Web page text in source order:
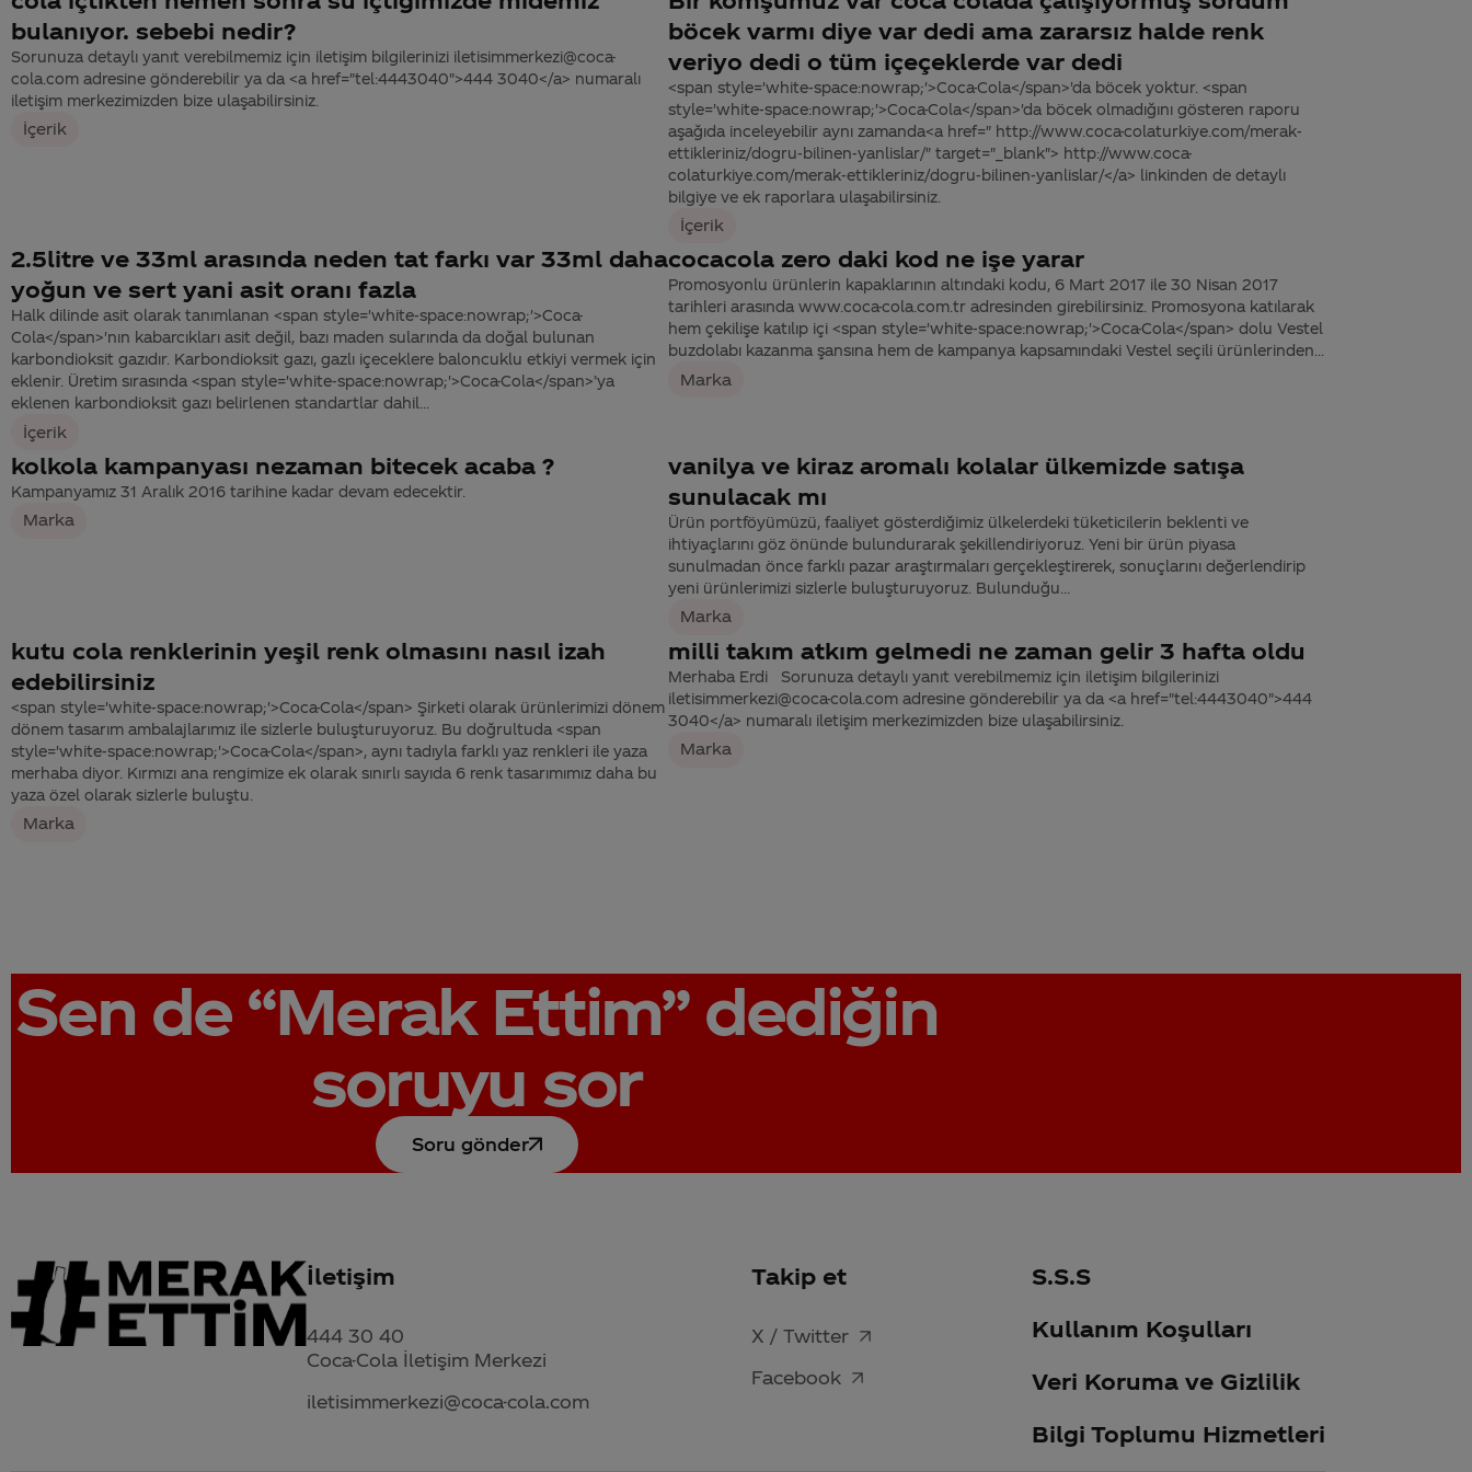
bulanıyor. sebebi nedir?
Sorunuza detaylı yanıt verebilmemiz için iletişim bilgilerinizi iletisimmerkezi@coca-
cola.com adresine gönderebilir ya da <a href="tel:4443040">444 3040</a> numaralı
iletişim merkezimizden bize ulaşabilirsiniz.
İçerik
böcek varmı diye var dedi ama zararsız halde renk
veriyo dedi o tüm içeçeklerde var dedi
<span style='white-space:nowrap;'>Coca-Cola</span>'da böcek yoktur. <span
style='white-space:nowrap;'>Coca-Cola</span>'da böcek olmadığını gösteren raporu
aşağıda inceleyebilir aynı zamanda<a href=" http://www.coca-colaturkiye.com/merak-
ettikleriniz/dogru-bilinen-yanlislar/" target="_blank"> http://www.coca-
colaturkiye.com/merak-ettikleriniz/dogru-bilinen-yanlislar/</a> linkinden de detaylı
bilgiye ve ek raporlara ulaşabilirsiniz.
İçerik
2.5litre ve 33ml arasında neden tat farkı var 33ml daha
yoğun ve sert yani asit oranı fazla
Halk dilinde asit olarak tanımlanan <span style='white-space:nowrap;'>Coca-
Cola</span>'nın kabarcıkları asit değil, bazı maden sularında da doğal bulunan
karbondioksit gazıdır. Karbondioksit gazı, gazlı içeceklere baloncuklu etkiyi vermek için
eklenir. Üretim sırasında <span style='white-space:nowrap;'>Coca-Cola</span>’ya
eklenen karbondioksit gazı belirlenen standartlar dahil...
İçerik
cocacola zero daki kod ne işe yarar
Promosyonlu ürünlerin kapaklarının altındaki kodu, 6 Mart 2017 ile 30 Nisan 2017
tarihleri arasında www.coca-cola.com.tr adresinden girebilirsiniz. Promosyona katılarak
hem çekilişe katılıp içi <span style='white-space:nowrap;'>Coca-Cola</span> dolu Vestel
buzdolabı kazanma şansına hem de kampanya kapsamındaki Vestel seçili ürünlerinden...
Marka
kolkola kampanyası nezaman bitecek acaba ?
Kampanyamız 31 Aralık 2016 tarihine kadar devam edecektir.
Marka
vanilya ve kiraz aromalı kolalar ülkemizde satışa
sunulacak mı
Ürün portföyümüzü, faaliyet gösterdiğimiz ülkelerdeki tüketicilerin beklenti ve
ihtiyaçlarını göz önünde bulundurarak şekillendiriyoruz. Yeni bir ürün piyasa
sunulmadan önce farklı pazar araştırmaları gerçekleştirerek, sonuçlarını değerlendirip
yeni ürünlerimizi sizlerle buluşturuyoruz. Bulunduğu...
Marka
kutu cola renklerinin yeşil renk olmasını nasıl izah
edebilirsiniz
<span style='white-space:nowrap;'>Coca-Cola</span> Şirketi olarak ürünlerimizi dönem
dönem tasarım ambalajlarımız ile sizlerle buluşturuyoruz. Bu doğrultuda <span
style='white-space:nowrap;'>Coca-Cola</span>, aynı tadıyla farklı yaz renkleri ile yaza
merhaba diyor. Kırmızı ana rengimize ek olarak sınırlı sayıda 6 renk tasarımımız daha bu
yaza özel olarak sizlerle buluştu.
Marka
milli takım atkım gelmedi ne zaman gelir 3 hafta oldu
Merhaba Erdi Sorunuza detaylı yanıt verebilmemiz için iletişim bilgilerinizi
iletisimmerkezi@coca-cola.com adresine gönderebilir ya da <a href="tel:4443040">444
3040</a> numaralı iletişim merkezimizden bize ulaşabilirsiniz.
Marka
Sen de “Merak Ettim”dediğin
soruyu sor
Soru gönder
İletişim
444 30 40
Coca-Cola İletişim Merkezi
iletisimmerkezi@coca-cola.com
Takip et
X / Twitter
Facebook
S.S.S
Kullanım Koşulları
Veri Koruma ve Gizlilik
Bilgi Toplumu Hizmetleri